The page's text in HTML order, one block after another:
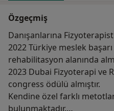
Özgeçmiş
Danışanlarına
2022 Türkiye meslek başarı ödülünü fizyoterapi ve
rehabilitasyon alanında
2023 Dubai Fizyoterapi ve Rehabilitasyon Wow
congress ödülü almıştır.
Kendine özel farklı
bulunmaktadır.